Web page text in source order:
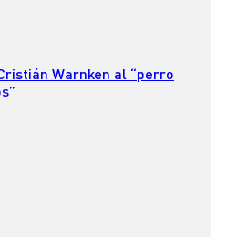
Warnken al “perro